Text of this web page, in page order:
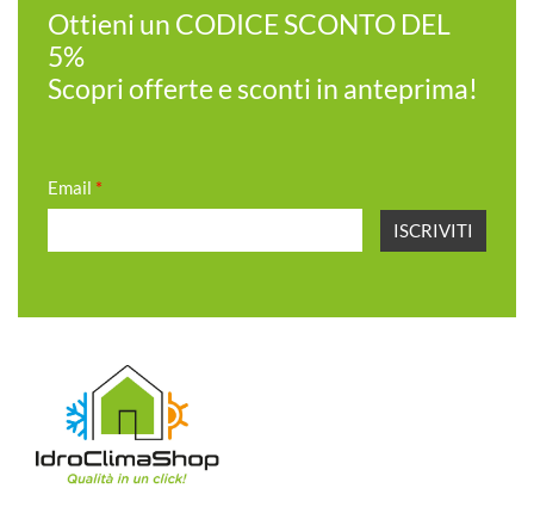
Ottieni un CODICE SCONTO DEL
5%
Scopri offerte e sconti in anteprima!
Email *